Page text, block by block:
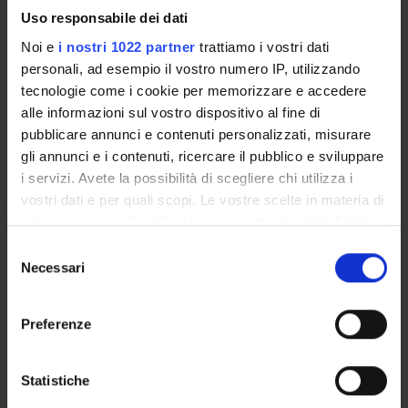
Uso responsabile dei dati
Noi e i nostri 1022 partner trattiamo i vostri dati
personali, ad esempio il vostro numero IP, utilizzando
tecnologie come i cookie per memorizzare e accedere
alle informazioni sul vostro dispositivo al fine di
pubblicare annunci e contenuti personalizzati, misurare
gli annunci e i contenuti, ricercare il pubblico e sviluppare
i servizi. Avete la possibilità di scegliere chi utilizza i
vostri dati e per quali scopi. Le vostre scelte in materia di
privacy sono applicabili solo su questa proprietà digitale
modificare o revocare il proprio consenso in qualsiasi
momento dalla Dichiarazione sui cookie o facendo clic
raccogliere informazioni sulla tua posizione
geografica, con un'approssimazione di qualche
Necessari
Preferenze
Statistiche
Credits
1
Period
LOGO 1^ ANNO - 1^ SEMESTRE
Academic staff
Maria Del Mar Lleo'Fernandez
PRINCIPI E TECNICHE DI PRIMO
SOCCORSO
1
LOGO 1^ ANNO - 1^ SEMESTRE